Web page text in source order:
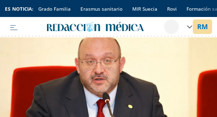
ES NOTICIA: Grado Familia Erasmus sanitario MIR Suecia Rovi Formación